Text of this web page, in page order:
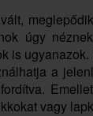
úgy
is
a
vagy